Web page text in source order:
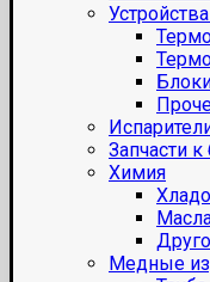
Запчасти
Химия
Медные